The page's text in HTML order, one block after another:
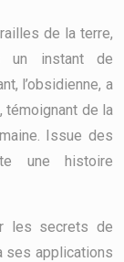
de la terre,
un instant de
l’obsidienne, a
témoignant de la
Issue des
une histoire
les secrets de
ses applications